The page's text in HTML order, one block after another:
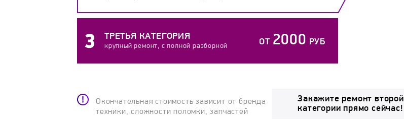
ТРЕТЬЯ КАТЕГОРИЯ
крупный ремонт, с полной разборкой ОТ 2000 РУБ
Закажите ремонт второй
категории прямо сейчас!
Окончательная стоимость зависит от бренда
техники, сложности поломки, запчастей